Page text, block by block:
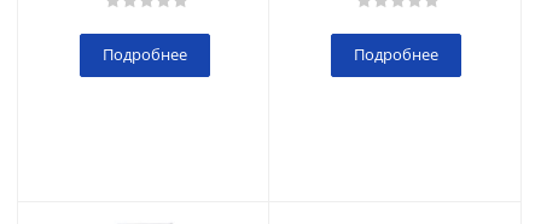
Подробнее Подробнее